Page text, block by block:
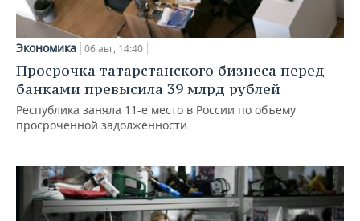
Экономика 06 авг, 14:40
Просрочка татарстанского бизнеса перед
банками превысила 39 млрд рублей
Республика заняла 11-е место в России по объему
просроченной задолженности